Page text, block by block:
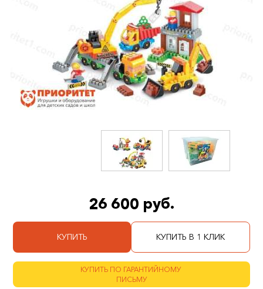
26 600 руб.
КУПИТЬ КУПИТЬ В 1 КЛИК
КУПИТЬ ПО ГАРАНТИЙНОМУ
ПИСЬМУ